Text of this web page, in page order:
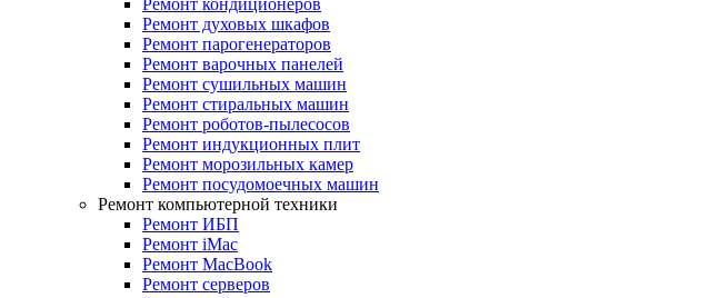
Ремонт кондиционеров
Ремонт духовых шкафов
Ремонт парогенераторов
Ремонт варочных панелей
Ремонт сушильных машин
Ремонт стиральных машин
Ремонт роботов-пылесосов
Ремонт индукционных плит
Ремонт морозильных камер
Ремонт посудомоечных машин
Ремонт компьютерной техники
Ремонт ИБП
Ремонт iMac
Ремонт MacBook
Ремонт серверов